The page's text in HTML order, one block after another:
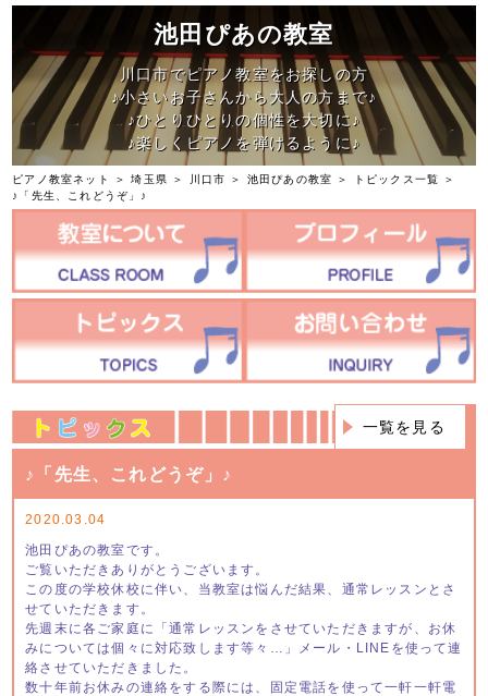
池田ぴあの教室
川口市でピアノ教室をお探しの方
♪小さいお子さんから大人の方まで♪
♪ひとりひとりの個性を大切に♪
♪楽しくピアノを弾けるように♪
ピアノ教室ネット ＞埼玉県 ＞ 川口市 ＞ 池田ぴあの教室 ＞ トピックス一覧
＞
♪「先生、これどうぞ」♪
一覧を見る
♪「先生、これどうぞ」♪
2020.03.04
池田ぴあの教室です。
ご覧いただきありがとうございます。
この度の学校休校に伴い、当教室は悩んだ結果、通常レッスンとさ
せていただきます。
先週末に各ご家庭に「通常レッスンをさせていただきますが、お休
みについては個々に対応致します等々…」メール・LINEを使って連
絡させていただきました。
数十年前お休みの連絡をする際には、固定電話を使って一軒一軒電